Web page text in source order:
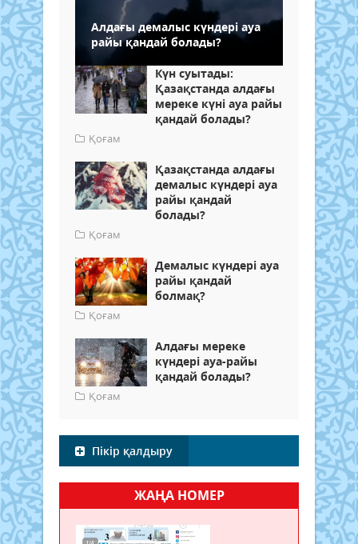
Алдағы демалыс күндері ауа
райы қандай болады?
Күн суытады:
Қазақстанда алдағы
мереке күні ауа райы
қандай болады?
Қоғам
Қазақстанда алдағы
демалыс күндері ауа
райы қандай
болады?
Қоғам
Демалыс күндері ауа
райы қандай
болмақ?
Қоғам
Алдағы мереке
күндері ауа-райы
қандай болады?
Қоғам
Пікір қалдыру
ЖАҢА НОМЕР